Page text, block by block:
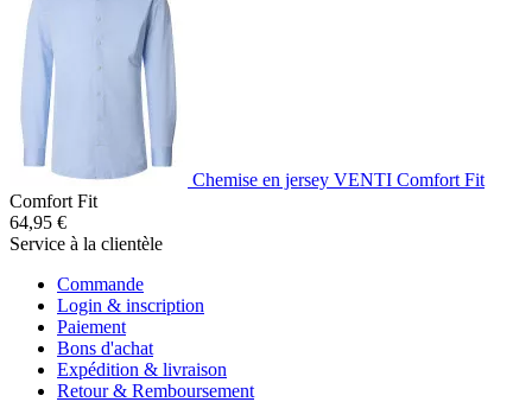
Chemise en jersey VENTI Comfort Fit
Comfort Fit
64,95 €
Service à la clientèle
Commande
Login & inscription
Paiement
Bons d'achat
Expédition & livraison
Retour & Remboursement